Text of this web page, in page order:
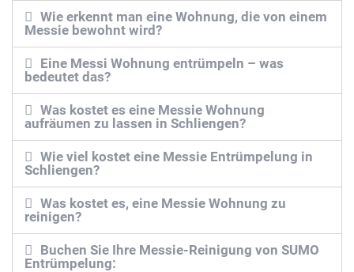
Wie erkennt man eine Wohnung, die von einem
Messie bewohnt wird?
Eine Messi Wohnung entrümpeln – was
bedeutet das?
Was kostet es eine Messie Wohnung
aufräumen zu lassen in Schliengen?
Wie viel kostet eine Messie Entrümpelung in
Schliengen?
Was kostet es, eine Messie Wohnung zu
reinigen?
Buchen Sie Ihre Messie-Reinigung von SUMO
Entrümpelung: